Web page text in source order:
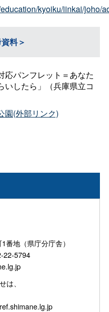
kyoiku/iinkai/joho/
料＞
応パンフレット＝あなた
いしたら」（兵庫県立コ
園(外部リンク)
地（県庁分庁舎）
22-5794
は、